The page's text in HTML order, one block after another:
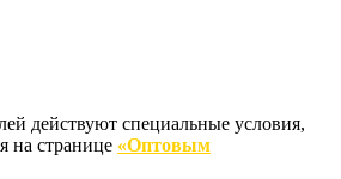
действуют специальные условия,
на странице «Оптовым